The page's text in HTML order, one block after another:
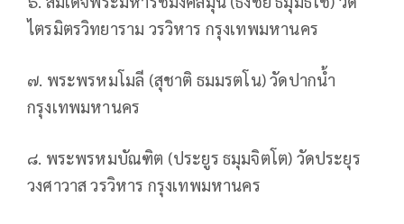
ไตรมิตรวิทยาราม วรวิหาร กรุงเทพมหานคร
๗. พระพรหมโมลี (สุชาติ ธมมรตโน) วัดปากน้ำ
กรุงเทพมหานคร
๘. พระพรหมบัณฑิต (ประยูร ธมุมจิตโต) วัดประยุร
วงศาวาส วรวิหาร กรุงเทพมหานคร